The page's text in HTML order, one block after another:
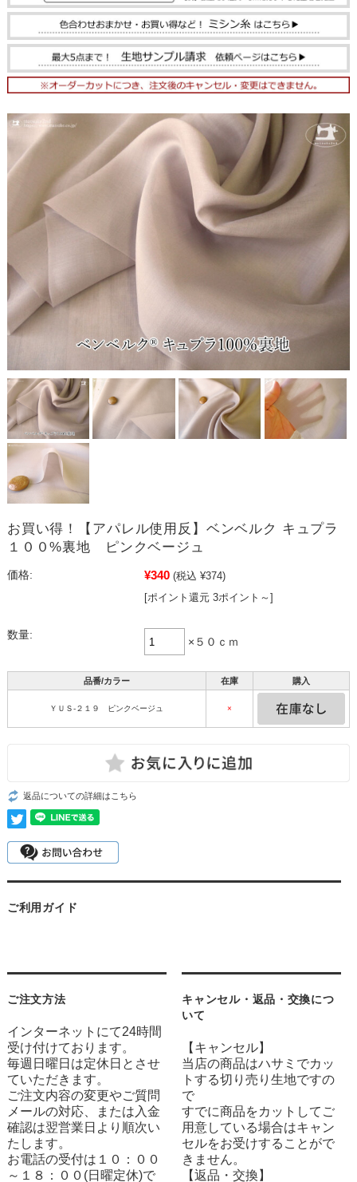
お買い得！【アパレル使用反】ベンベルク キュプラ
１００%裏地 ピンクベージュ
価格: ¥340 (税込 ¥374)
[ポイント還元 3ポイント～]
数量:
×５０ｃｍ
品番/カラー 在庫 購入
ＹＵＳ-２１９ ピンクベージュ ×
返品についての詳細はこちら
ご利用ガイド
ご注文方法
インターネットにて24時間
受け付けております。
毎週日曜日は定休日とさせ
ていただきます。
ご注文内容の変更やご質問
メールの対応、または入金
確認は翌営業日より順次い
たします。
お電話の受付は１０：００
～１８：００(日曜定休)で
キャンセル・返品・交換につ
いて
【キャンセル】
当店の商品はハサミでカッ
トする切り売り生地ですの
で
すでに商品をカットしてご
用意している場合はキャン
セルをお受けすることがで
きません。
【返品・交換】